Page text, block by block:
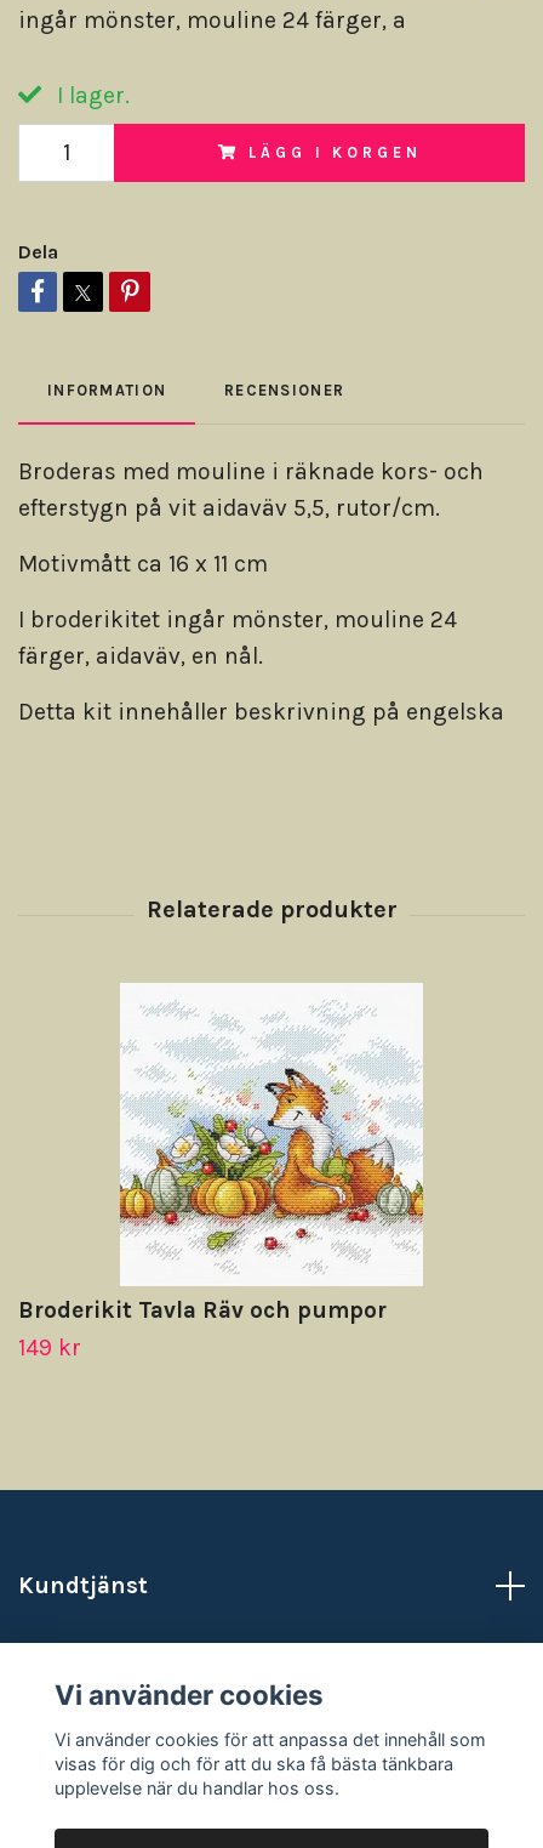
ingår mönster, mouline 24 färger, a
I lager.
LÄGG I KORGEN
Dela
INFORMATION RECENSIONER
Broderas med mouline i räknade kors- och
efterstygn på vit aidaväv 5,5, rutor/cm.
Motivmått ca 16 x 11 cm
I broderikitet ingår mönster, mouline 24
färger, aidaväv, en nål.
Detta kit innehåller beskrivning på engelska
Broderikit Tavla Räv och pumpor
149 kr
Kundtjänst
Sociala medier
Vi använder cookies
Vi använder cookies för att anpassa det innehåll som
visas för dig och för att du ska få bästa tänkbara
upplevelse när du handlar hos oss.